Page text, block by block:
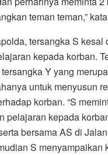
teman teman,”
tersangka S kesal
kepada korban.
Y yang
untuk menyusun
korban. “S
pelajaran kepada
bersama AS di
S menyampaikan